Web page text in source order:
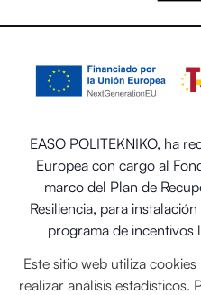
EASO POLITEKNIKO, ha
Europea con cargo al
marco del Plan de
Resiliencia, para
programa de incentivos
como la implantación de
Este sitio web utiliza
realizar análisis estadísticos.